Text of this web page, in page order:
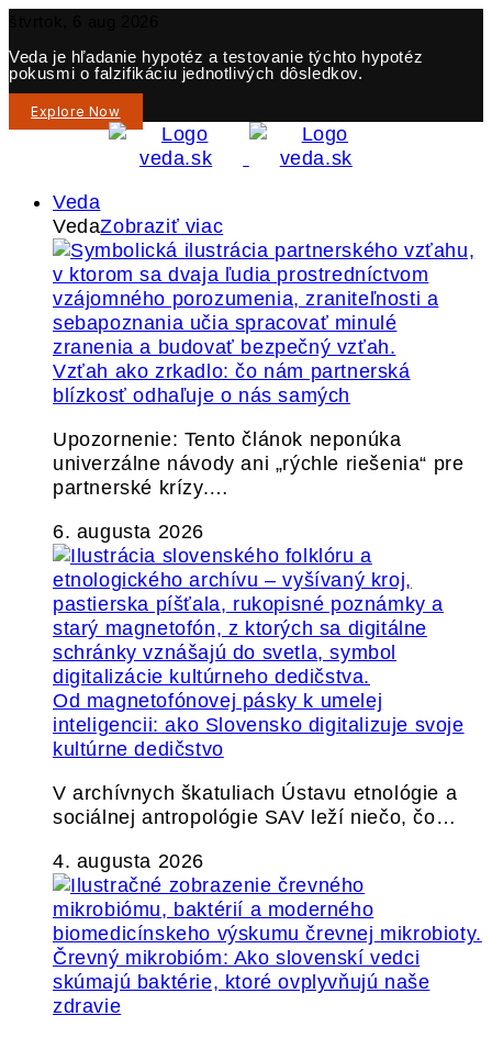
Veda je hľadanie hypotéz a testovanie týchto hypotéz
pokusmi o falzifikáciu jednotlivých dôsledkov.
Explore Now
Veda
VedaZobraziť viac
Vzťah ako zrkadlo: čo nám partnerská
blízkosť odhaľuje o nás samých
Upozornenie: Tento článok neponúka
univerzálne návody ani „rýchle riešenia“ pre
partnerské krízy.…
6. augusta 2026
Od magnetofónovej pásky k umelej
inteligencii: ako Slovensko digitalizuje svoje
kultúrne dedičstvo
V archívnych škatuliach Ústavu etnológie a
sociálnej antropológie SAV leží niečo, čo…
4. augusta 2026
Črevný mikrobióm: Ako slovenskí vedci
skúmajú baktérie, ktoré ovplyvňujú naše
zdravie